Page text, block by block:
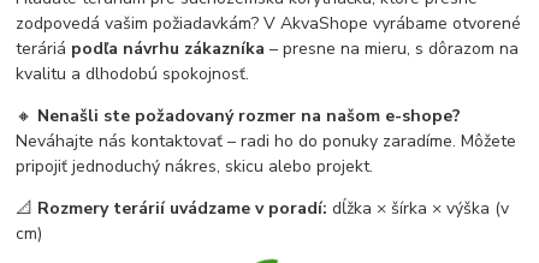
zodpovedá vašim požiadavkám? V AkvaShope vyrábame otvorené
teráriá podľa návrhu zákazníka – presne na mieru, s dôrazom na
kvalitu a dlhodobú spokojnosť.
🔸 Nenašli ste požadovaný rozmer na našom e-shope?
Neváhajte nás kontaktovať – radi ho do ponuky zaradíme. Môžete
pripojiť jednoduchý nákres, skicu alebo projekt.
📐 Rozmery terárií uvádzame v poradí: dĺžka × šírka × výška (v
cm)